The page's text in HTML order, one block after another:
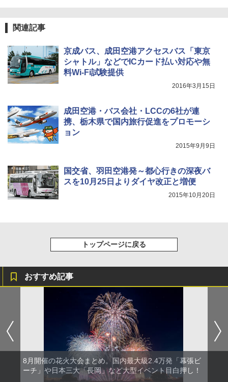
￥9,990
関連記事
京成バス、成田空港アクセスバス「東京
シャトル」などでICカード払い対応や無
料Wi-Fi試験提供
2016年3月15日
成田空港・バス会社・LCCの6社が連
携、栃木県で国内旅行促進をプロモーシ
ョン
2015年9月9日
国交省、羽田空港発～都心行きの深夜バ
スを10月25日よりダイヤ改正と増便
2015年10月20日
トップページに戻る
おすすめ記事
8月開催の花火大会まとめ。国内最大級2.4万発「幕張ビ
ーチ」や日本三大「長岡」など大型イベント目白押し！